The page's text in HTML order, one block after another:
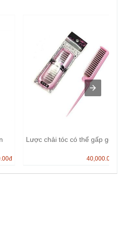
đ
Lược chải tóc có thể gấp gọn
40,000.00